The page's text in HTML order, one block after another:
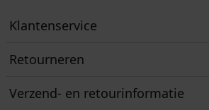
Klantenservice
Retourneren
Verzend- en retourinformatie